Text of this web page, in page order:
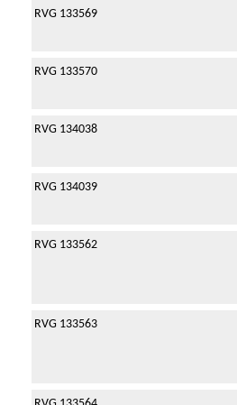
RVG 133569
RVG 133570
RVG 134038
RVG 134039
RVG 133562
RVG 133563